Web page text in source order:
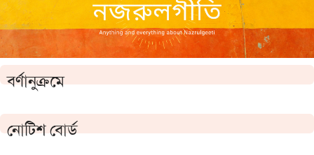
বর্ণানুক্রমে
নোটিশ বোর্ড